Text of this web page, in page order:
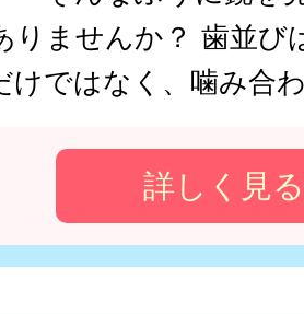
りませんか？ 歯並び
けではなく、噛み合
詳しく見る